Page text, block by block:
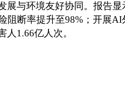
展与环境友好协同。报告
阻断率提升至98%；开展AI
人1.66亿人次。